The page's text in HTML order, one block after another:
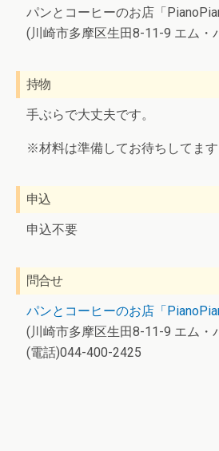
パンとコーヒーのお店「
(川崎市多摩区生田8-11-9 エム・
持物
手ぶらで大丈夫です。
※材料は準備してお待ちしてます
申込
申込不要
問合せ
パンとコーヒーのお店「
(川崎市多摩区生田8-11-9 エム・
(電話)044-400-2425